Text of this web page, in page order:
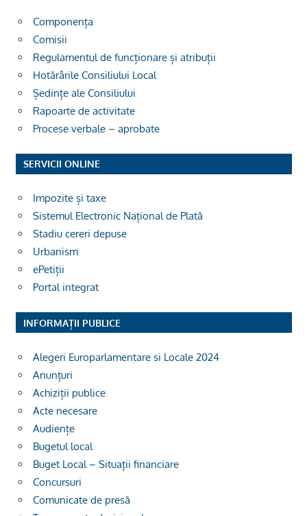
Componența
Comisii
Regulamentul de funcționare și atribuții
Hotărârile Consiliului Local
Ședințe ale Consiliului
Rapoarte de activitate
Procese verbale – aprobate
SERVICII ONLINE
Impozite și taxe
Sistemul Electronic Național de Plată
Stadiu cereri depuse
Urbanism
ePetiții
Portal integrat
INFORMAȚII PUBLICE
Alegeri Europarlamentare si Locale 2024
Anunțuri
Achiziții publice
Acte necesare
Audiențe
Bugetul local
Buget Local – Situații financiare
Concursuri
Comunicate de presă